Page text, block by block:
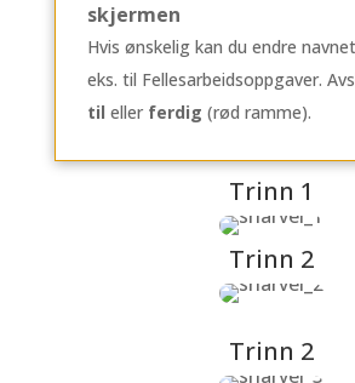
skjermen
Hvis ønskelig kan du endre
eks. til Fellesarbeidsoppgaver.
til eller ferdig (rød ramme).
Trinn 1
Trinn 2
Trinn 2